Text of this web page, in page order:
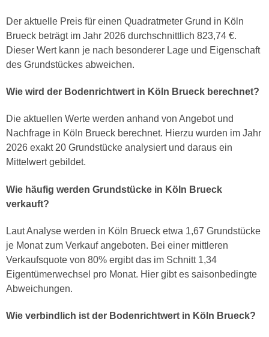
Der aktuelle Preis für einen Quadratmeter Grund in Köln
Brueck beträgt im Jahr 2026 durchschnittlich 823,74 €.
Dieser Wert kann je nach besonderer Lage und Eigenschaft
des Grundstückes abweichen.
Wie wird der Bodenrichtwert in Köln Brueck berechnet?
Die aktuellen Werte werden anhand von Angebot und
Nachfrage in Köln Brueck berechnet. Hierzu wurden im Jahr
2026 exakt 20 Grundstücke analysiert und daraus ein
Mittelwert gebildet.
Wie häufig werden Grundstücke in Köln Brueck
verkauft?
Laut Analyse werden in Köln Brueck etwa 1,67 Grundstücke
je Monat zum Verkauf angeboten. Bei einer mittleren
Verkaufsquote von 80% ergibt das im Schnitt 1,34
Eigentümerwechsel pro Monat. Hier gibt es saisonbedingte
Abweichungen.
Wie verbindlich ist der Bodenrichtwert in Köln Brueck?